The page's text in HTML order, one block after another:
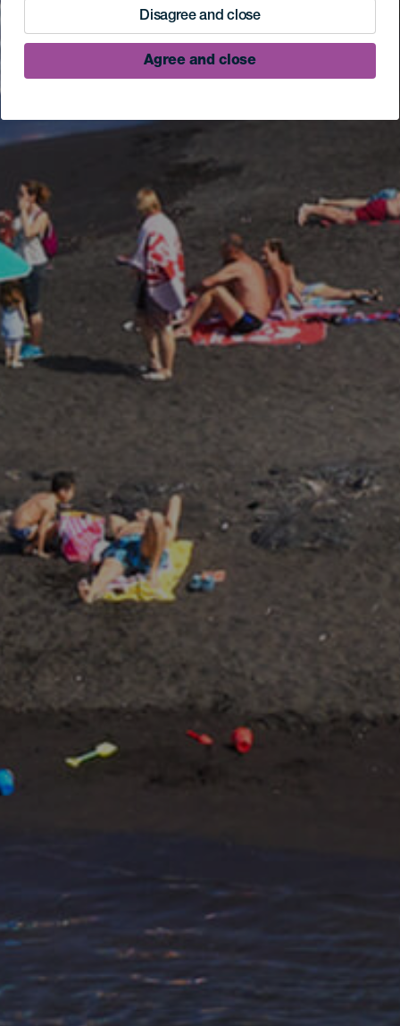
Disagree and close
Agree and close